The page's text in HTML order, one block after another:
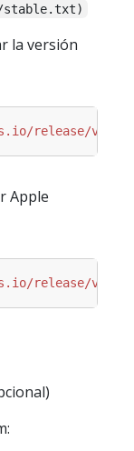
stable.txt)
la versión
release/
Apple
release/